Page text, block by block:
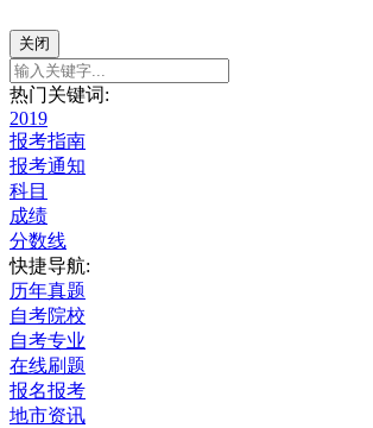
关闭
热门关键词:
2019
报考指南
报考通知
科目
成绩
分数线
快捷导航:
历年真题
自考院校
自考专业
在线刷题
报名报考
地市资讯